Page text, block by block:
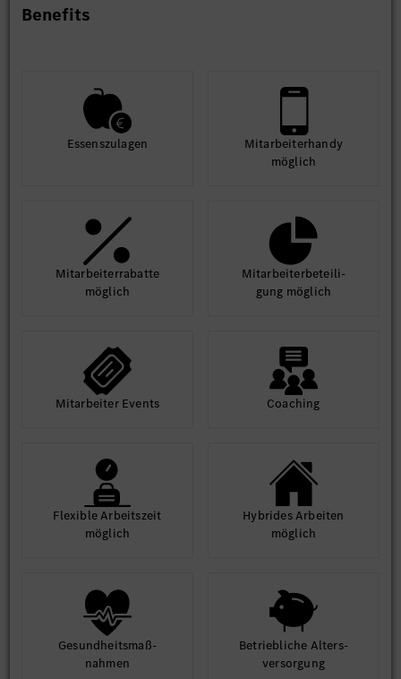
Benefits
Essens­zulagen
Mit­arbeiter­handy
möglich
Mit­arbeiter­rabatte
möglich
Mit­arbeiter­beteili­
gung möglich
Mit­arbeiter Events Coaching
Flexible Arbeits­zeit
möglich
Hybrides Arbeiten
möglich
Gesund­heits­maß­
nahmen
Betrieb­liche Alters­
ver­sorgung